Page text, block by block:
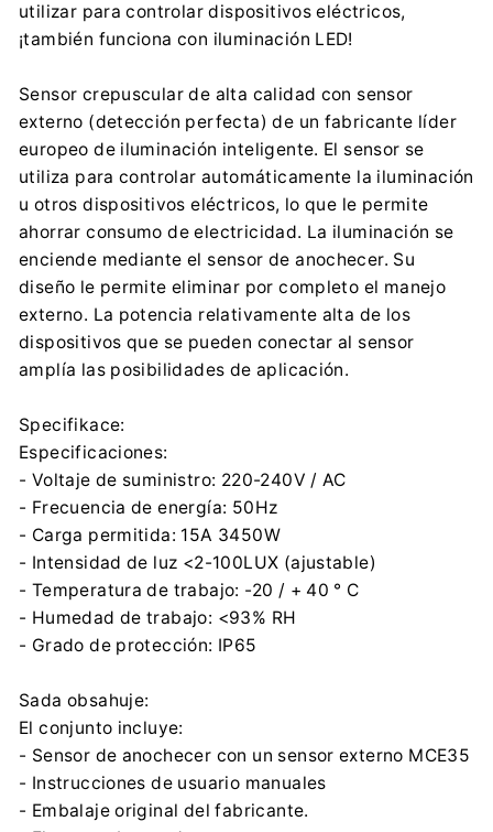
utilizar para controlar dispositivos eléctricos,
¡también funciona con iluminación LED!
Sensor crepuscular de alta calidad con sensor
externo (detección perfecta) de un fabricante líder
europeo de iluminación inteligente. El sensor se
utiliza para controlar automáticamente la iluminación
u otros dispositivos eléctricos, lo que le permite
ahorrar consumo de electricidad. La iluminación se
enciende mediante el sensor de anochecer. Su
diseño le permite eliminar por completo el manejo
externo. La potencia relativamente alta de los
dispositivos que se pueden conectar al sensor
amplía las posibilidades de aplicación.
Specifikace:
Especificaciones:
- Voltaje de suministro: 220-240V / AC
- Frecuencia de energía: 50Hz
- Carga permitida: 15A 3450W
- Intensidad de luz <2-100LUX (ajustable)
- Temperatura de trabajo: -20 / + 40 ° C
- Humedad de trabajo: <93% RH
- Grado de protección: IP65
Sada obsahuje:
El conjunto incluye:
- Sensor de anochecer con un sensor externo MCE35
- Instrucciones de usuario manuales
- Embalaje original del fabricante.